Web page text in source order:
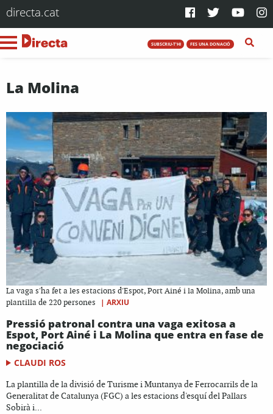
directa.cat
SUBSCRIU-T'HI FES UNA DONACIÓ
La Molina
La vaga s'ha fet a les estacions d'Espot, Port Ainé i la Molina, amb una
plantilla de 220 persones
| ARXIU
Pressió patronal contra una vaga exitosa a
Espot, Port Ainé i La Molina que entra en fase de
negociació
CLAUDI ROS
La plantilla de la divisió de Turisme i Muntanya de Ferrocarrils de la
Generalitat de Catalunya (FGC) a les estacions d'esquí del Pallars
Sobirà i...